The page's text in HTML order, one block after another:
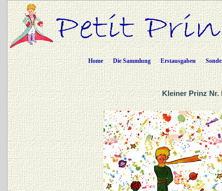
Home Die Sammlung Erstausgaben
Kleiner Prinz Nr.